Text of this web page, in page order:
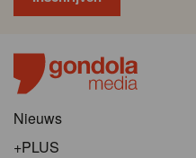
Nieuws
+PLUS